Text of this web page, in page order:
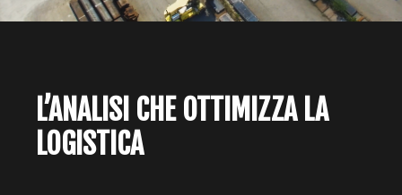
L’ANALISI CHE OTTIMIZZA LA
LOGISTICA